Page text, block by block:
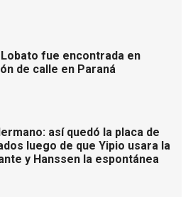
fue encontrada en
de calle en Paraná
así quedó la placa de
luego de que Yipio usara la
y Hanssen la espontánea